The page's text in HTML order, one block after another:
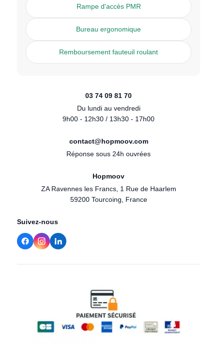
Rampe d'accès PMR
Bureau ergonomique
Remboursement fauteuil roulant
03 74 09 81 70
Du lundi au vendredi
9h00 - 12h30 / 13h30 - 17h00
contact@hopmoov.com
Réponse sous 24h ouvrées
Hopmoov
ZA Ravennes les Francs, 1 Rue de Haarlem
59200 Tourcoing, France
Suivez-nous